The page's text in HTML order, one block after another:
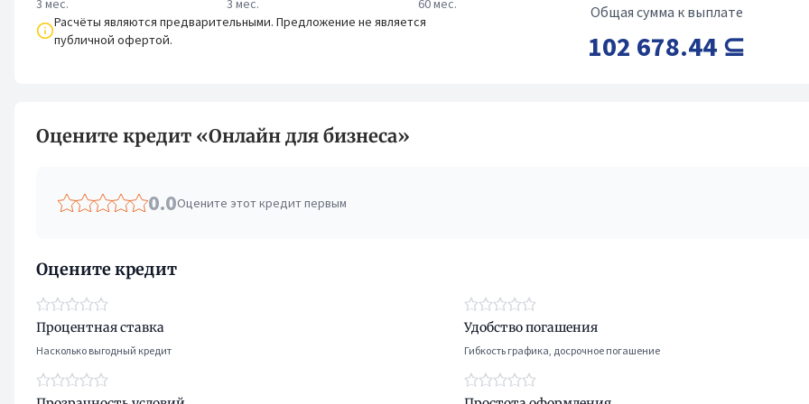
3 мес. 3 мес.
60 мес.
Расчёты являются предварительными. Предложение не является
публичной офертой.
Общая сумма к выплате
102 678.44 ⊆
Оцените кредит «Онлайн для бизнеса»
0.0Оцените этот кредит первым
Оцените кредит
Процентная ставка
Насколько выгодный кредит
Удобство погашения
Гибкость графика, досрочное погашение